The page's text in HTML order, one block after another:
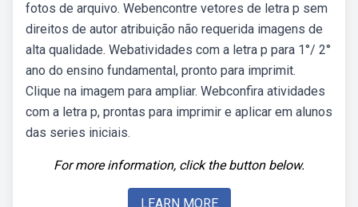
fotos de arquivo. Webencontre vetores de letra p sem
direitos de autor atribuição não requerida imagens de
alta qualidade. Webatividades com a letra p para 1°/ 2°
ano do ensino fundamental, pronto para imprimit.
Clique na imagem para ampliar. Webconfira atividades
com a letra p, prontas para imprimir e aplicar em alunos
das series iniciais.
For more information, click the button below.
LEARN MORE